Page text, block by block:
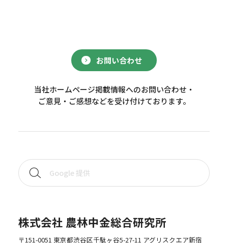
お問い合わせ
当社ホームページ掲載情報へのお問い合わせ・
ご意見・ご感想などを受け付けております。
株式会社 農林中金総合研究所
〒151-0051 東京都渋谷区千駄ヶ谷5-27-11 アグリスクエア新宿